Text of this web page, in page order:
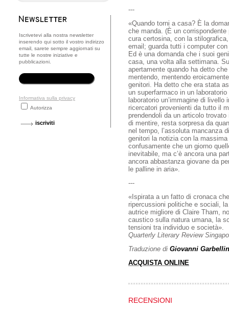
Iscrivetevi alla nostra newsletter
inserendo qui sotto il vostro indirizzo
email, sarete sempre aggiornati su
tutte le nostre iniziative e
pubblicazioni.
Informativa sulla privacy
Autorizza
---
«Quando torni a casa? È la
che manda. (È un
cura certosina, con la
email; guarda tutti i computer
Ed è una domanda che i suoi
casa, una volta alla settimana.
apertamente quando ha detto
mentendo, mentendo
genitori. Ha detto che era stata
un superfarmaco in un
laboratorio un’immagine di
ricercatori provenienti da tutto il
prendendoli da un articolo
di mentire, resta sorpresa da
nel tempo, l’assoluta mancanza
genitori la notizia con la
confusamente che un giorno
inevitabile, ma c’è ancora una
ancora abbastanza giovane da
le palline in aria».
---
«Ispirata a un fatto di cronaca
ripercussioni politiche e sociali,
autrice migliore di Claire Tham,
caustico sulla natura umana, la
tensioni tra individuo e società».
Quarterly Literary Review
Traduzione di Giovanni
ACQUISTA ONLINE
RECENSIONI